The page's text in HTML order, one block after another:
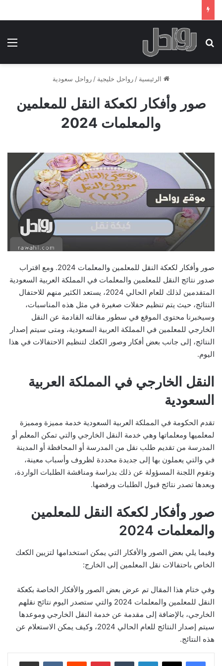
بحث عن
الرئيسية / رواحل خليجية / رواحل سعودية
صور وأفكار لكعكة النقل للمعلمين
والمعلمات 2024
صور وأفكار لكعكة النقل للمعلمين والمعلمات 2024. ومع اقتراب
صدور نتائج النقل للمعلمين والمعلمات في المملكة العربية السعودية
المتقدمين لذلك للعام الحالي 2024، يستعد الكثير منهم للاحتفال
النتائج، حيث يتم تنظيم حفلات صغيرة في مثل هذه المناسبات،
وسيخبرنا محتوى الموقع في سطور مقالته القادمة عن النقل
الخارجي للمعلمين في المملكة العربية السعودية، ومتى سيتم إصدار
النتائج، إلى جانب بعض أفكار وصور الكعك لتنظيم الاحتفالات في هذا
اليوم.
النقل الخارجي في المملكة العربية
السعودية
تقدم الحكومة في المملكة العربية السعودية خدمة مميزة ومميزة
لمعلميها ومعلماتها وهي خدمة النقل الخارجي والتي تمكن المعلم أو
المدرسة من تقديم طلب نقل من المدرسة أو المحافظة أو المدينة
في والتي يعملون بها إلى جديدة محددة لظروف وأسباب معينة،
وتقوم اللجنة المسؤولة عن ذلك بدراسة ومناقشة الطلبات الواردة،
وبعدها تصدر نتائج قبول الطلبات ورفضها.
صور وأفكار لكعكة النقل للمعلمين
والمعلمات 2024
وفيما يلي بعض الصور والأفكار التي يمكن استخدامها لتزيين الكعك
الخاص باحتفالات نقل المعلمين إلى الخارج:
وفي ختام هذا المقال تم عرض بعض الصور والأفكار الخاصة بكعكة
النقل للمعلمين والمعلمات 2024 والتي ستصدر اليوم نتائج نقلهم
الخارجي، بالإضافة إلى مقدمة عن خدمة النقل الخارجي وموعدها
سيتم إصدار النتائج للعام الحالي 2024، وكيف يمكن الاستعلام عن
هذه النتائج.
لينكدإن بينتيريست مشاركة عبر البريد